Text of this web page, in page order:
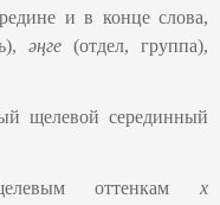
и в конце слова,
әңге (отдел, группа),
щелевой серединный
оттенкам х